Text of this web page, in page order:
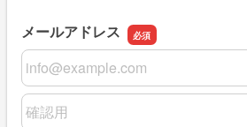
メールアドレス
メールアドレス
メールアドレスの確認用